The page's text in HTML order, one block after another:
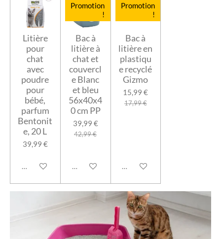
Litière
pour
chat
avec
poudre
pour
bébé,
parfum
Bentonit
e, 20 L
39,99 €
Ajouter au panier
Promotion
!
Bac à
litière à
chat et
couvercl
e Blanc
et bleu
56x40x4
0 cm PP
39,99 €
42,99 €
Ajouter au panier
Promotion
!
Bac à
litière en
plastiqu
e recyclé
Gizmo
15,99 €
17,99 €
Ajouter au panier